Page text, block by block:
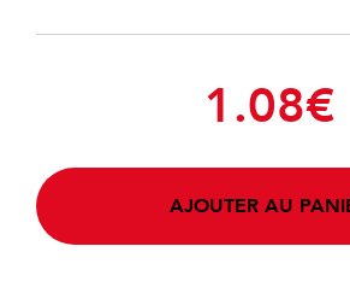
1.08€
AJOUTER AU